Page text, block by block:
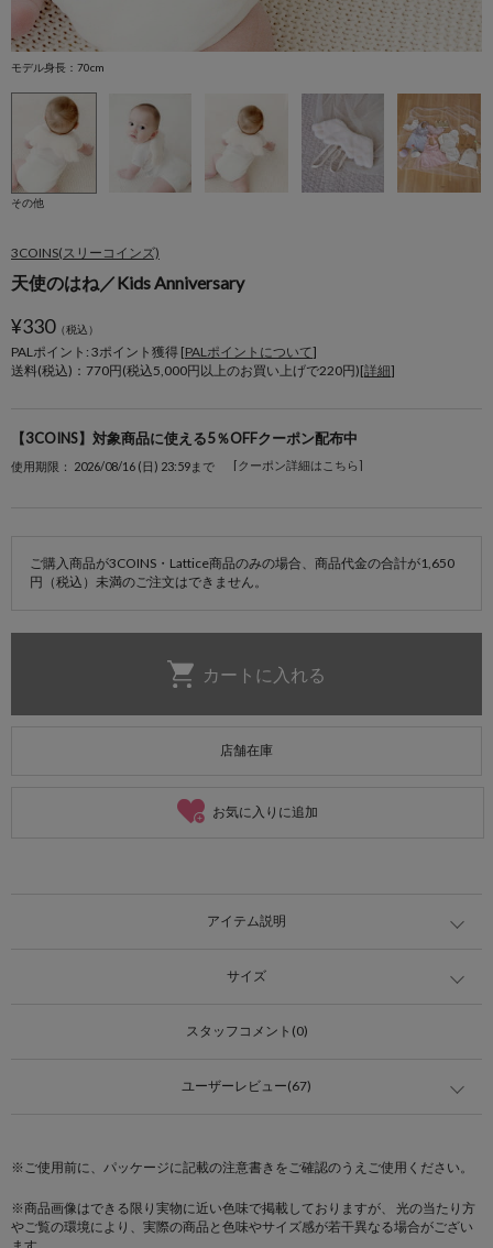
モデル身長：70cm
その他
3COINS(スリーコインズ)
天使のはね／Kids Anniversary
¥330（税込）
PALポイント: 3ポイント獲得 [PALポイントについて]
送料(税込)：770円(税込5,000円以上のお買い上げで220円)[詳細]
【3COINS】対象商品に使える5％OFFクーポン配布中
使用期限： 2026/08/16 (日) 23:59まで [クーポン詳細はこちら]
ご購入商品が3COINS・Lattice商品のみの場合、商品代金の合計が1,650
円（税込）未満のご注文はできません。
店舗在庫
お気に入りに追加
アイテム説明
サイズ
スタッフコメント(0)
ユーザーレビュー(67)
※ご使用前に、パッケージに記載の注意書きをご確認のうえご使用ください。
※商品画像はできる限り実物に近い色味で掲載しておりますが、 光の当たり方
やご覧の環境により、実際の商品と色味やサイズ感が若干異なる場合がござい